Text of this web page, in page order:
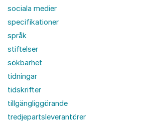
sociala medier
specifikationer
språk
stiftelser
sökbarhet
tidningar
tidskrifter
tillgängliggörande
tredjepartsleverantörer